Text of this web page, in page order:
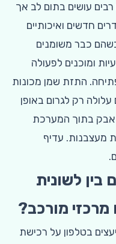
עושים בתום לב אך
חדשים ואיכותיים
כבר משומנים
ומוכנים לפעולה
התזת שמן מכונות
רק לגרום באופן
אבק בתוך המערכת
מעצבנות. עדיף
לשונית
מרכזי מורכב?
בטלפון על רכישת